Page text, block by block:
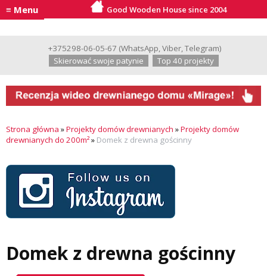
≡ Menu Good Wooden House since 2004
+375298-06-05-67 (WhatsApp,Viber,Telegram)
Skierować swoje patynie
Top 40 projekty
Strona główna »Projekty domów drewnianych »Projekty domów
drewnianych do 200m²» Domek z drewna gościnny
Domek z drewna gościnny